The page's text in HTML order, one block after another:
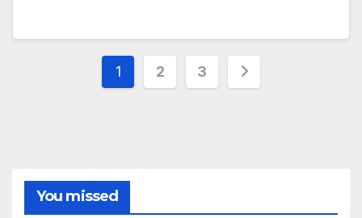
1 2 3
You missed